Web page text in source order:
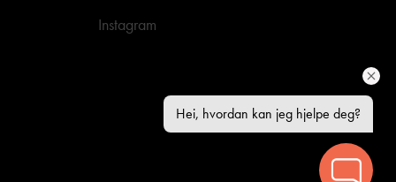
Instagram
Hei, hvordan kan jeg hjelpe deg?